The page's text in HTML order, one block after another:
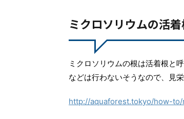
ミクロソリウムの活
ミクロソリウムの根は活着根と
などは行わないそうなので、見
http://aquaforest.tokyo/how-